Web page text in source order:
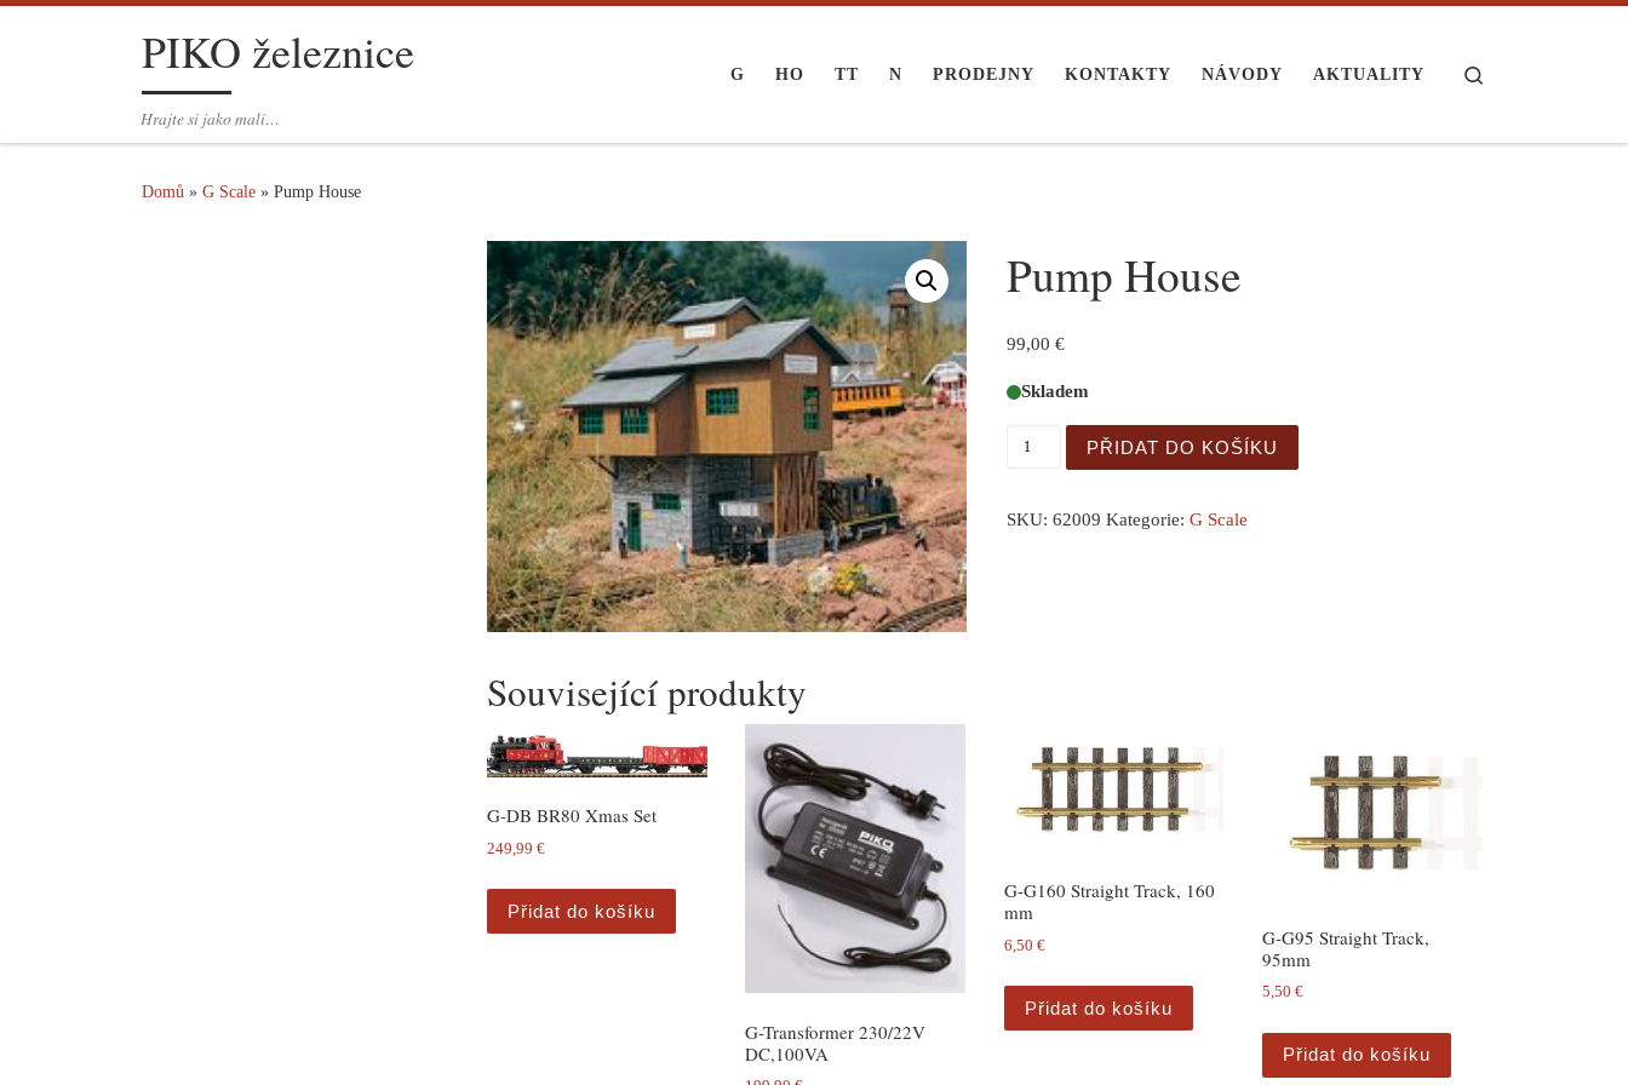
PIKO železnice
Hrajte si jako malí…
G HO TT N PRODEJNY KONTAKTY NÁVODY AKTUALITY
Domů » G Scale » Pump House
Pump House
99,00 €
Skladem
Pump House množství
PŘIDAT DO KOŠÍKU
SKU: 62009 Kategorie: G Scale
Související produkty
G-DB BR80 Xmas Set
249,99 €
Přidat do košíku
G-Transformer 230/22V
DC,100VA
G-G160 Straight Track, 160
mm
6,50 €
Přidat do košíku
G-G95 Straight Track,
95mm
5,50 €
Přidat do košíku